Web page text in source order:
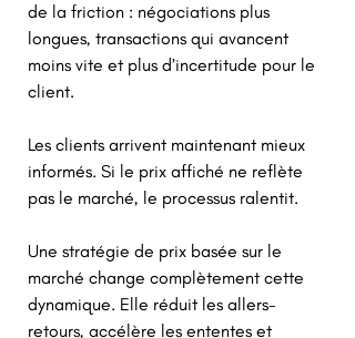
de la friction : négociations plus
longues, transactions qui avancent
moins vite et plus d’incertitude pour le
client.
Les clients arrivent maintenant mieux
informés. Si le prix affiché ne reflète
pas le marché, le processus ralentit.
Une stratégie de prix basée sur le
marché change complètement cette
dynamique. Elle réduit les allers-
retours, accélère les ententes et